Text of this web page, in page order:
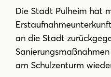
Die Stadt Pulheim hat
an die Stadt
am Schulzenturm